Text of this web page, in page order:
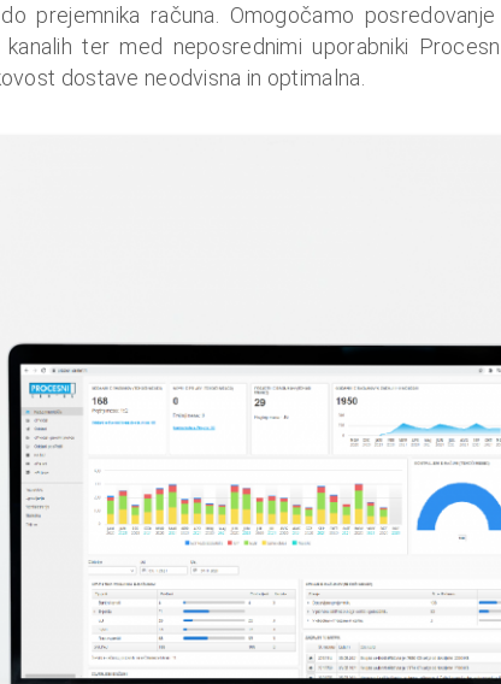
prejemnika računa. Omogočamo
ter med neposrednimi uporabniki
dostave neodvisna in optimalna.